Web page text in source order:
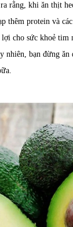
rằng, khi ăn thịt
thêm protein và
cho sức khoẻ tim
nhiên, bạn đừng